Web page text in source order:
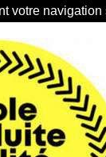
votre